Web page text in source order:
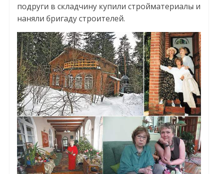
подруги в складчину купили стройматериалы и
наняли бригаду строителей.